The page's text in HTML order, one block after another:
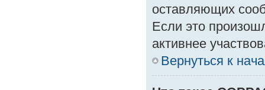
оставляющих
Если это
активнее
Вернуться к